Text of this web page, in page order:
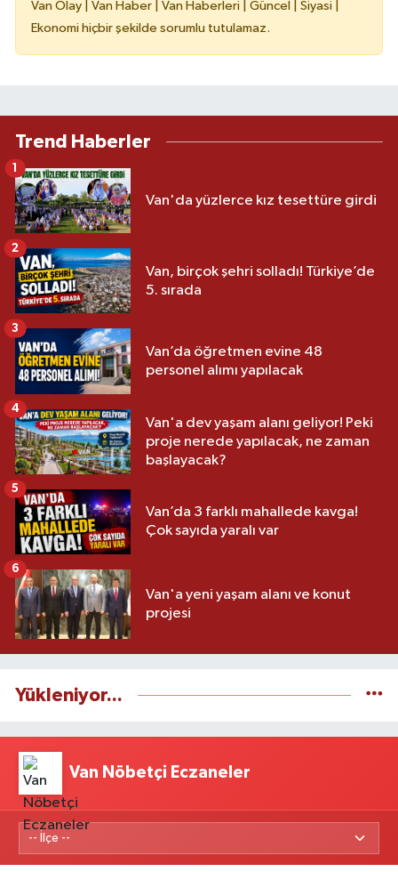
Van Olay | Van Haber | Van Haberleri | Güncel | Siyasi |
Ekonomi hiçbir şekilde sorumlu tutulamaz.
Trend Haberler
Van'da yüzlerce kız tesettüre girdi
1
Van, birçok şehri solladı! Türkiye’de
5. sırada
2
Van’da öğretmen evine 48
personel alımı yapılacak
3
Van'a dev yaşam alanı geliyor! Peki
proje nerede yapılacak, ne zaman
başlayacak?
4
Van’da 3 farklı mahallede kavga!
Çok sayıda yaralı var
5
Van'a yeni yaşam alanı ve konut
projesi
6
Yükleniyor...
Van Nöbetçi Eczaneler